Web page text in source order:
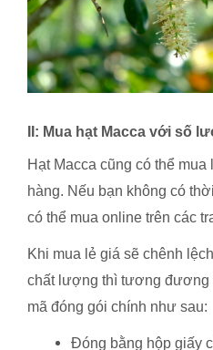
II: Mua hạt Macca với số
Hạt Macca cũng có thể
hàng. Nếu bạn không có
có thể mua online trên các
Khi mua lẻ giá sẽ chênh
chất lượng thì tương đương
mã đóng gói chính như sau:
Đóng bằng hộp giấy